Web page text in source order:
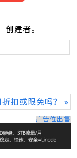
建者。
扣或限免吗？ »
广告位出售